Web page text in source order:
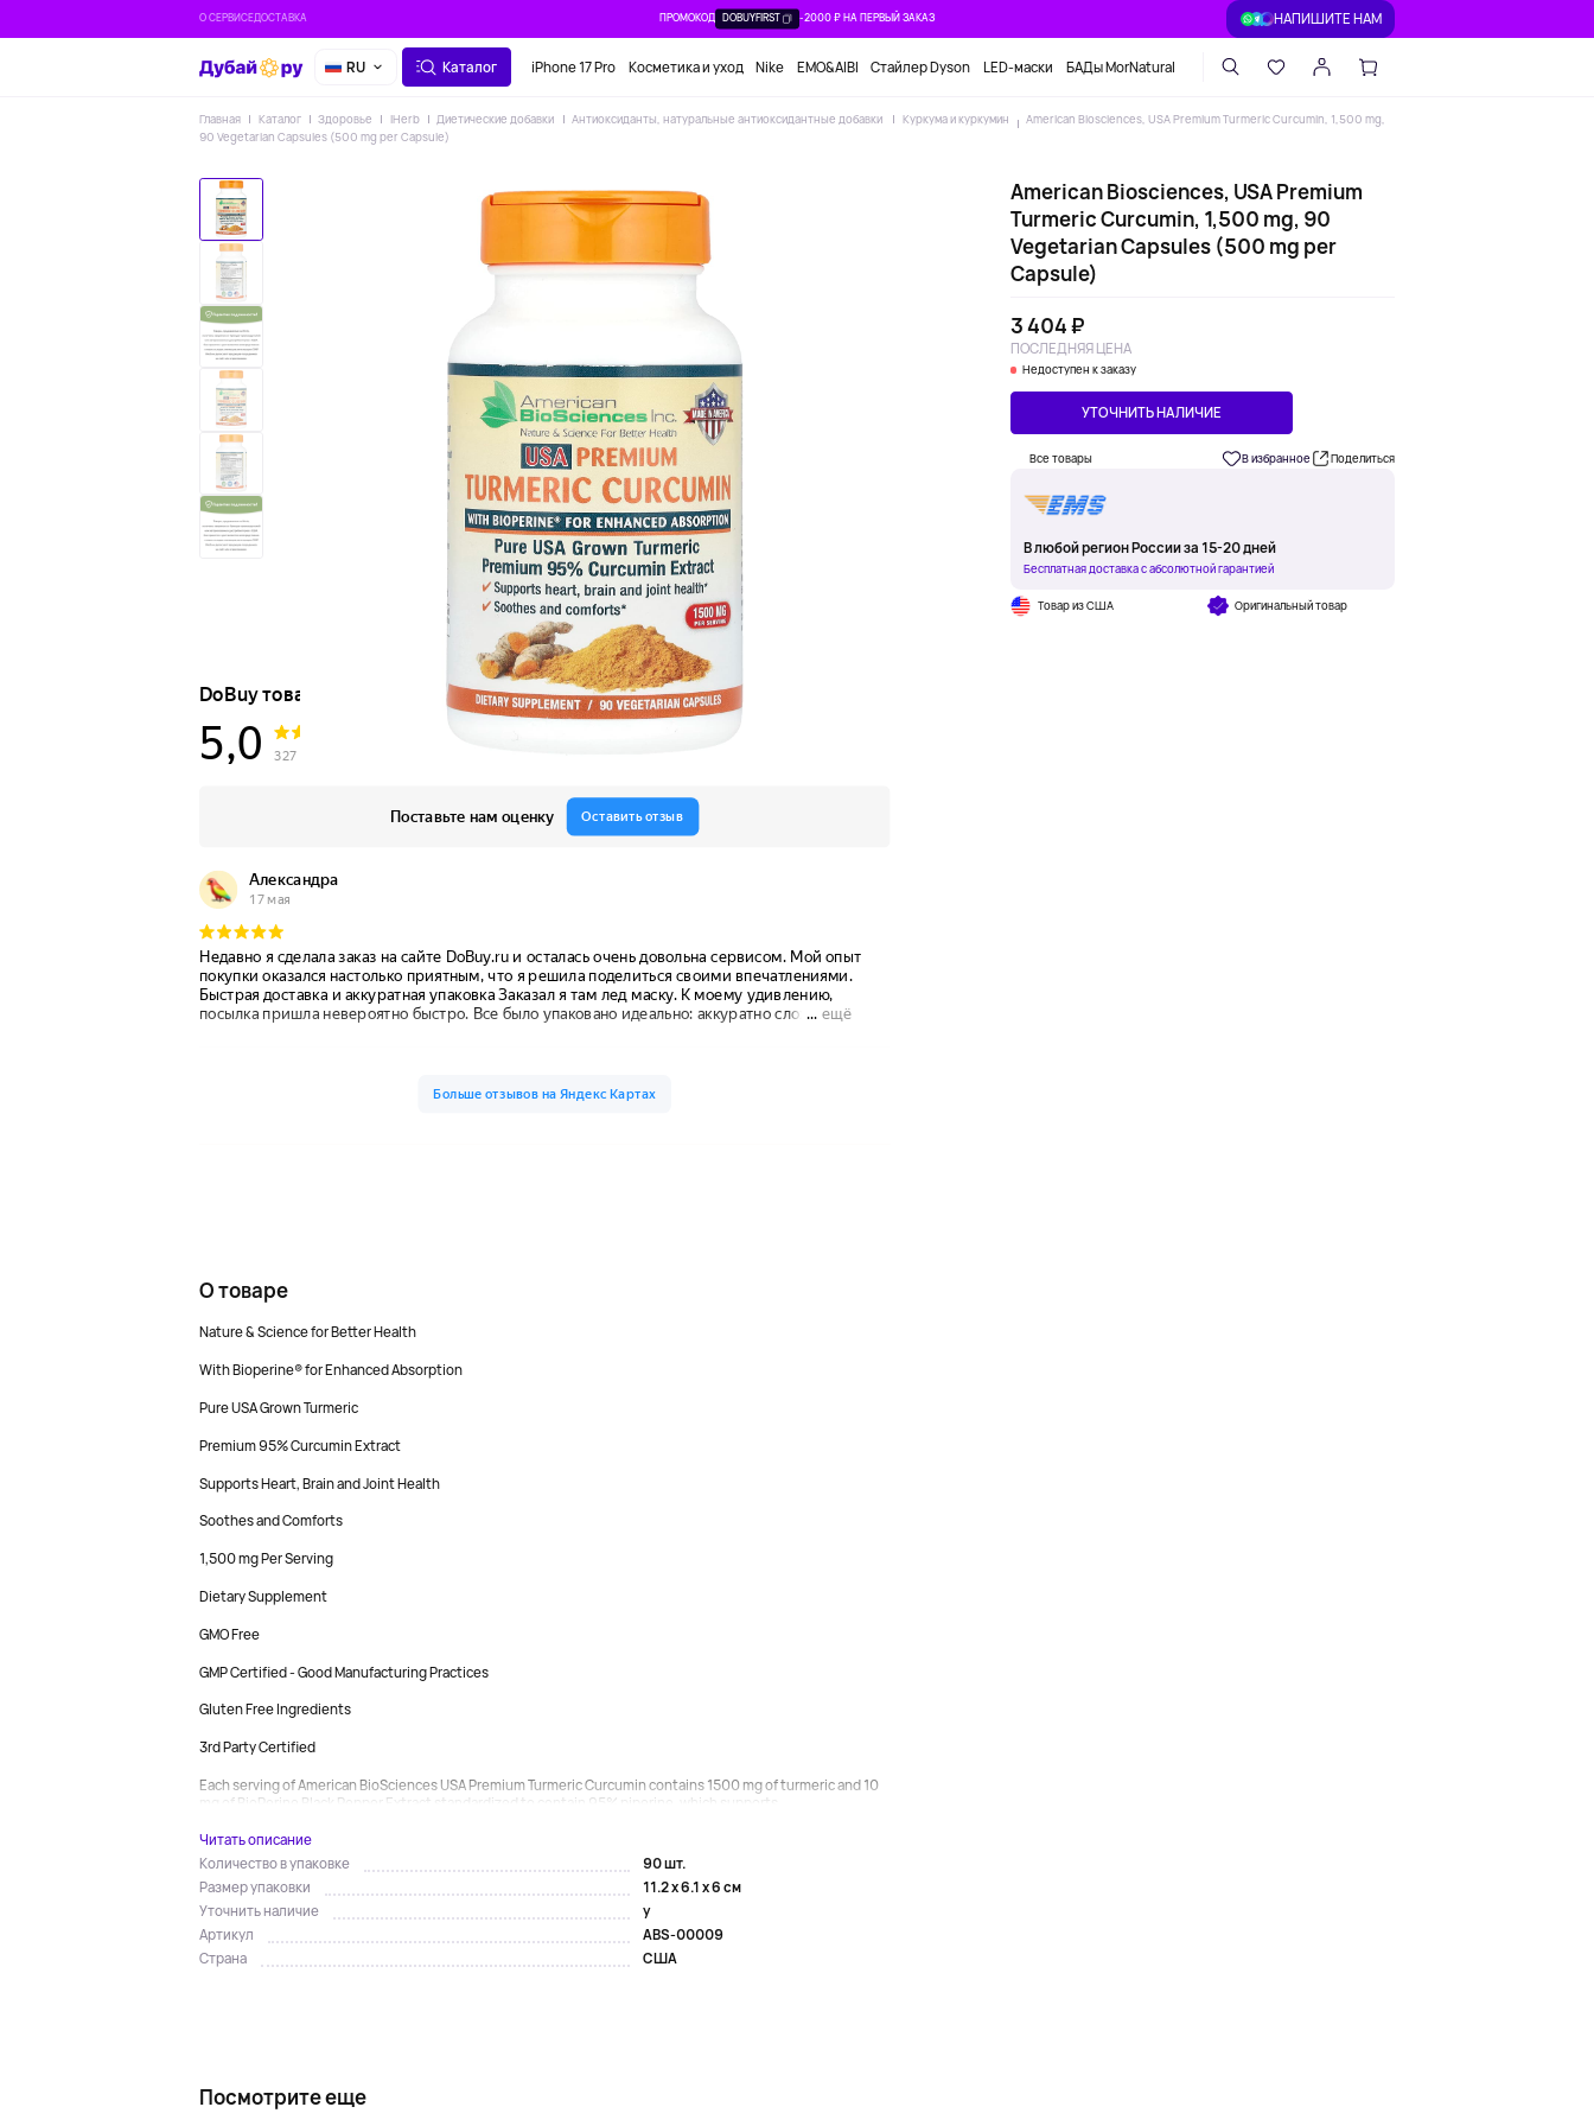
О СЕРВИСЕДОСТАВКА ПРОМОКОД DOBUYFIRST -2000 ₽ НА ПЕРВЫЙ ЗАКАЗ НАПИШИТЕ НАМ
RU Каталог iPhone 17 Pro Косметика и уход Nike EMO&AIBI Стайлер Dyson LED-маски БАДы MorNatural
Главная Каталог Здоровье IHerb Диетические добавки Антиоксиданты, натуральные антиоксидантные добавки Куркума и куркумин
American Biosciences, USA Premium Turmeric Curcumin, 1,500 mg,
90 Vegetarian Capsules (500 mg per Capsule)
American Biosciences, USA Premium
Turmeric Curcumin, 1,500 mg, 90
Vegetarian Capsules (500 mg per
Capsule)
3 404 ₽
ПОСЛЕДНЯЯ ЦЕНА
Недоступен к заказу
УТОЧНИТЬ НАЛИЧИЕ
Все товары В избранное Поделиться
В любой регион России за 15-20 дней
Бесплатная доставка с абсолютной гарантией
Товар из США Оригинальный товар
О товаре
Nature & Science for Better Health
With Bioperine® for Enhanced Absorption
Pure USA Grown Turmeric
Premium 95% Curcumin Extract
Supports Heart, Brain and Joint Health
Soothes and Comforts
1,500 mg Per Serving
Dietary Supplement
GMO Free
GMP Certified - Good Manufacturing Practices
Gluten Free Ingredients
3rd Party Certified
Each serving of American BioSciences USA Premium Turmeric Curcumin contains 1500 mg of turmeric and 10
mg of BioPerine Black Pepper Extract standardized to contain 95% piperine, which supports...
Читать описание
Количество в упаковке
90 шт.
Размер упаковки
11.2 x 6.1 x 6 см
Уточнить наличие
y
Артикул
ABS-00009
Страна
США
Посмотрите еще